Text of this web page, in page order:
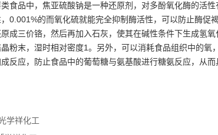
食品中，焦亚硫酸钠是一种还原剂，对多酚氧化酶的活性
0.001%的而氧化硫就能完全抑制酶活性，可以防止酶促
成三价铬，然后再加入石灰，使其在碱性条件下生成氢
粉末，湿时相对密度1。另外，可以消耗食品组织中的氧
反应，防止食品中的葡萄糖与氨基酸进行糖氨反应，从而
学祥化工